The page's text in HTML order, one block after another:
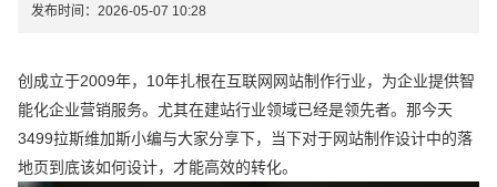
发布时间：2026-05-07 10:28
创成立于2009年，10年扎根在互联网网站制作行业，为企业提供智
能化企业营销服务。尤其在建站行业领域已经是领先者。那今天
3499拉斯维加斯小编与大家分享下，当下对于网站制作设计中的落
地页到底该如何设计，才能高效的转化。